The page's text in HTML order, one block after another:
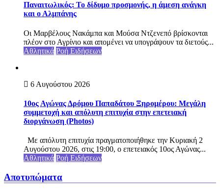
Παναιτωλικός: Το δίδυμο προσμονής, η άμεση ανάγκη
και ο Αλμπάνης
Οι Μαρβέλους Νακάμπα και Μούσα Ντζενεπό βρίσκονται
πλέον στο Αγρίνιο και απομένει να υπογράψουν τα διετούς...
Αθλητικά Ροή Ειδήσεων
6 Αυγούστου 2026
10ος Αγώνας Δρόμου Παπαδάτου Ξηρομέρου: Μεγάλη
συμμετοχή και απόλυτη επιτυχία στην επετειακή
διοργάνωση (Photos)
Με απόλυτη επιτυχία πραγματοποιήθηκε την Κυριακή 2
Αυγούστου 2026, στις 19:00, ο επετειακός 10ος Αγώνας...
Αθλητικά Ροή Ειδήσεων
Αποτυπώματα